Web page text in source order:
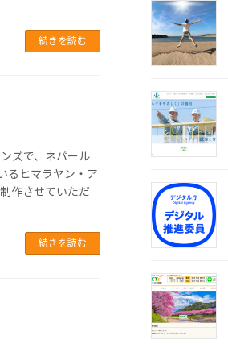
続きを読む
ズで、ネパール
るヒマラヤン・ア
作させていただ
続きを読む